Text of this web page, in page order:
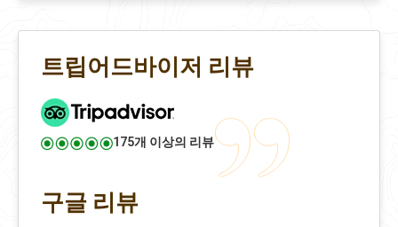
트립어드바이저 리뷰
175개 이상의 리뷰
구글 리뷰